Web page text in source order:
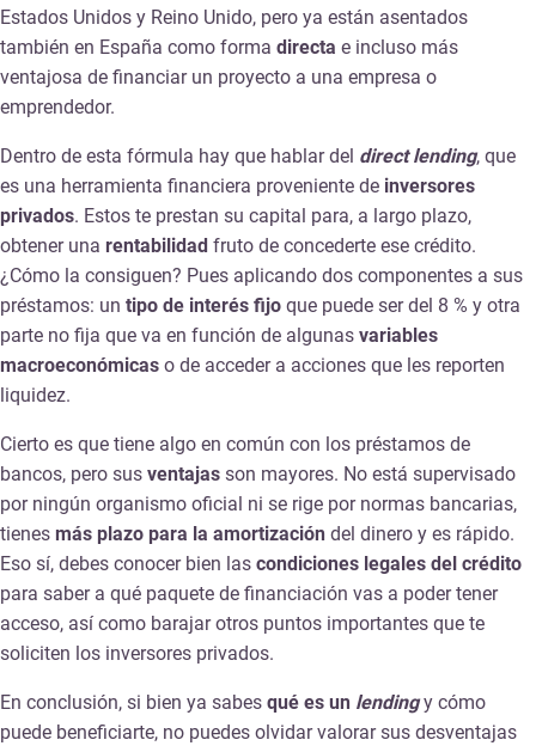
Estados Unidos y Reino Unido, pero ya están asentados
también en España como forma directa e incluso más
ventajosa de financiar un proyecto a una empresa o
emprendedor.
Dentro de esta fórmula hay que hablar del direct lending, que
es una herramienta financiera proveniente de inversores
privados. Estos te prestan su capital para, a largo plazo,
obtener una rentabilidad fruto de concederte ese crédito.
¿Cómo la consiguen? Pues aplicando dos componentes a sus
préstamos: un tipo de interés fijo que puede ser del 8 % y otra
parte no fija que va en función de algunas variables
macroeconómicas o de acceder a acciones que les reporten
liquidez.
Cierto es que tiene algo en común con los préstamos de
bancos, pero sus ventajas son mayores. No está supervisado
por ningún organismo oficial ni se rige por normas bancarias,
tienes más plazo para la amortización del dinero y es rápido.
Eso sí, debes conocer bien las condiciones legales del crédito
para saber a qué paquete de financiación vas a poder tener
acceso, así como barajar otros puntos importantes que te
soliciten los inversores privados.
En conclusión, si bien ya sabes qué es un lending y cómo
puede beneficiarte, no puedes olvidar valorar sus desventajas